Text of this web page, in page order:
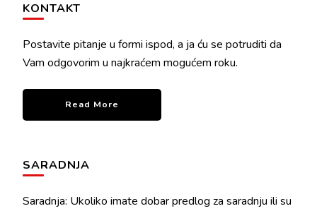
KONTAKT
Postavite pitanje u formi ispod, a ja ću se potruditi da
Vam odgovorim u najkraćem mogućem roku.
Read More
SARADNJA
Saradnja: Ukoliko imate dobar predlog za saradnju ili su